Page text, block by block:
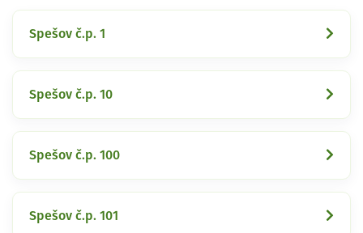
Spešov č.p. 1
Spešov č.p. 10
Spešov č.p. 100
Spešov č.p. 101